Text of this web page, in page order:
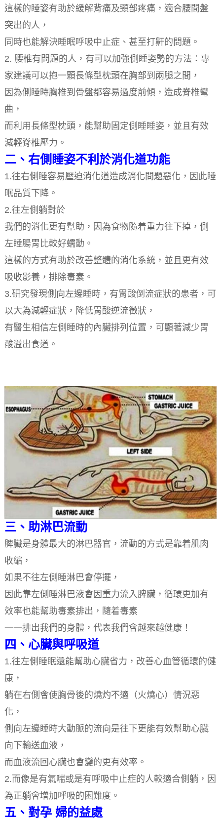
這樣的睡姿有助於緩解背痛及頸部疼痛，適合腰間盤
突出的人，
同時也能解決睡眠呼吸中止症、甚至打鼾的問題。
2. 腰椎有問題的人，有可以加強側睡姿勢的方法：專
家建議可以抱一顆長條型枕頭在胸部到兩腿之間，
因為側睡時胸椎到骨盤都容易過度前傾，造成脊椎彎
曲，
而利用長條型枕頭，能幫助固定側睡睡姿，並且有效
減輕脊椎壓力。
二、右側睡姿不利於消化道功能
1.往右側睡容易壓迫消化道造成消化問題惡化，因此睡
眠品質下降。
2.往左側躺對於
我們的消化更有幫助，因為食物隨着重力往下掉，側
左睡腸胃比較好蠕動。
這樣的方式有助於改善整體的消化系統，並且更有效
吸收影養，排除毒素。
3.研究發現側向左邊睡時，有胃酸倒流症狀的患者，可
以大為減輕症狀，降低胃酸逆流徵狀，
有醫生相信左側睡時的內臟排列位置，可顯著減少胃
酸溢出食道。
三、助淋巴流動
脾臟是身體最大的淋巴器官，流動的方式是靠着肌肉
收縮，
如果不往左側睡淋巴會停擺，
因此靠左側睡淋巴液會因重力流入脾臟，循環更加有
效率也能幫助毒素排出，隨着毒素
一一排出我們的身體，代表我們會越來越健康！
四、心臟與呼吸道
1.往左側睡眠還能幫助心臟省力，改善心血管循環的健
康，
躺在右側會使胸骨後的燒灼不適（火燒心）情況惡
化，
側向左邊睡時大動脈的流向是往下更能有效幫助心臟
向下輸送血液，
而血液流回心臟也會變的更有效率。
2.而像是有氣喘或是有呼吸中止症的人較適合側躺，因
為正躺會增加呼吸的困難度。
五、對孕 婦的益處